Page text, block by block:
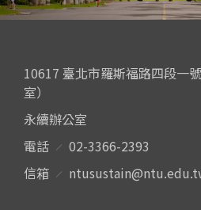
10617 臺北市羅斯福路四段一
室）
永續辦公室
電話
02-3366-2393
信箱